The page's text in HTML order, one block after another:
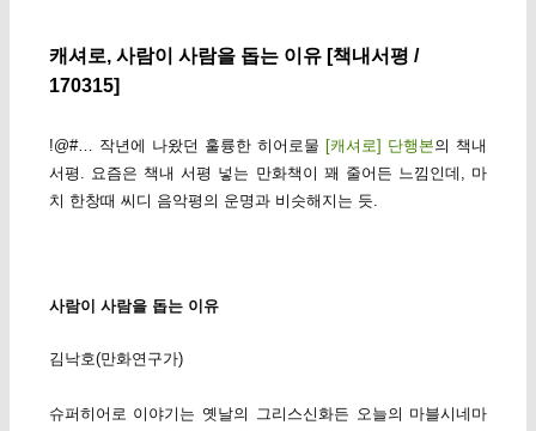
캐셔로, 사람이 사람을 돕는 이유 [책내서평 /
170315]
!@#… 작년에 나왔던 훌륭한 히어로물 [캐셔로] 단행본의 책내
서평. 요즘은 책내 서평 넣는 만화책이 꽤 줄어든 느낌인데, 마
치 한창때 씨디 음악평의 운명과 비슷해지는 듯.
사람이 사람을 돕는 이유
김낙호(만화연구가)
슈퍼히어로 이야기는 옛날의 그리스신화든 오늘의 마블시네마